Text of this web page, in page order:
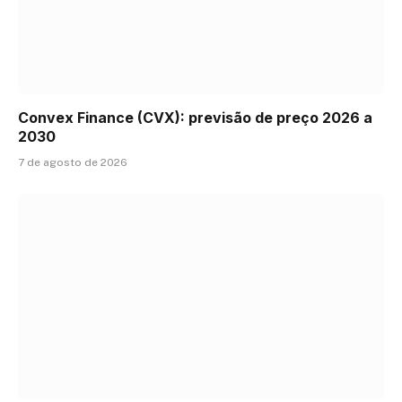
Convex Finance (CVX): previsão de preço 2026 a
2030
7 de agosto de 2026